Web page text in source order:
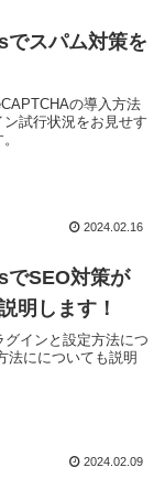
スパム対策を
の導入方法
試行状況をお見せす
2024.02.16
SEO対策が
明します！
インと設定方法につ
法にについても説明
2024.02.09